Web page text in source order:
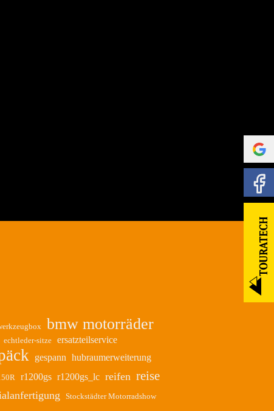
bmw motorräder
echtleder-sitze ersatzteilservice
gespann hubraumerweiterung
r1200gs r1200gs_lc reifen reise
Stockstädter Motorradshow